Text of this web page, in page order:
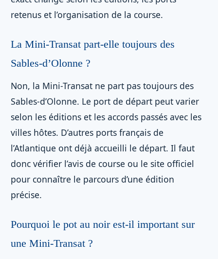
retenus et l’organisation de la course.
La Mini-Transat part-elle toujours des
Sables-d’Olonne ?
Non, la Mini-Transat ne part pas toujours des
Sables-d’Olonne. Le port de départ peut varier
selon les éditions et les accords passés avec les
villes hôtes. D’autres ports français de
l’Atlantique ont déjà accueilli le départ. Il faut
donc vérifier l’avis de course ou le site officiel
pour connaître le parcours d’une édition
précise.
Pourquoi le pot au noir est-il important sur
une Mini-Transat ?